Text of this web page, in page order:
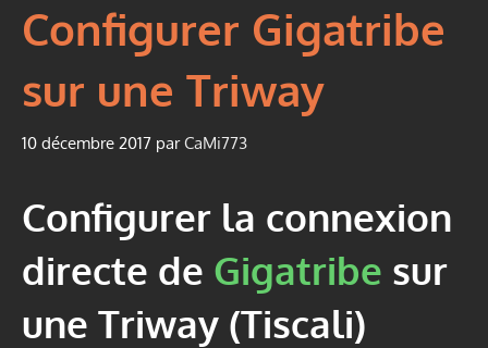
Configurer Gigatribe
sur une Triway
10 décembre 2017 parCaMi773
Configurer la connexion
directe de Gigatribe sur
une Triway (Tiscali)